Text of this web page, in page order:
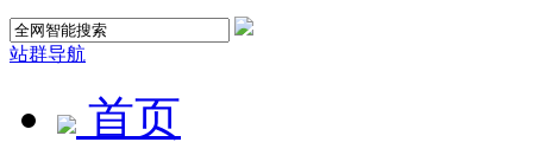
站群导航
首页